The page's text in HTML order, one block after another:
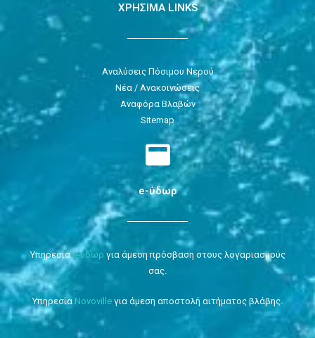
ΧΡΗΣΙΜΑ LINKS
Αναλύσεις Πόσιμου Νερού
Νέα / Ανακοινώσεις
Αναφόρα Βλαβών
Sitemap
e-ύδωρ
Υπηρεσίαe-ύδωρ για άμεση πρόσβαση στους λογαριασμούς
σας.
Υπηρεσία Novoville για άμεση αποστολή αιτήματος βλάβης.